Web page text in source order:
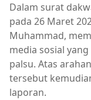
Dalam surat
pada 26 Maret
Muhammad,
media sosial
palsu. Atas
tersebut
laporan.